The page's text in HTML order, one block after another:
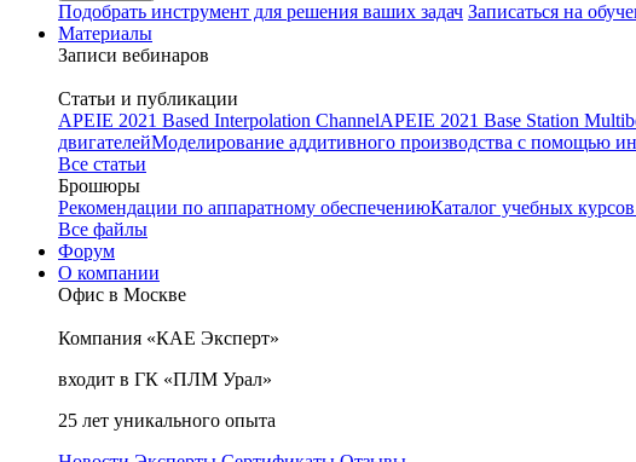
Подобрать инструмент для решения ваших задач Записаться на
Материалы
Записи вебинаров
Статьи и публикации
APEIE 2021 Based Interpolation ChannelAPEIE 2021 Base Station
двигателейМоделирование аддитивного производства с помощью
Все статьи
Брошюры
Рекомендации по аппаратному обеспечениюКаталог учебных
Все файлы
Форум
О компании
Офис в Москве
Компания «КАЕ Эксперт»
входит в ГК «ПЛМ Урал»
25 лет уникального опыта